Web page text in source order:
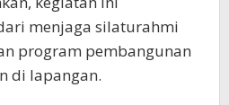
menjaga silaturahmi
program pembangunan
di lapangan.